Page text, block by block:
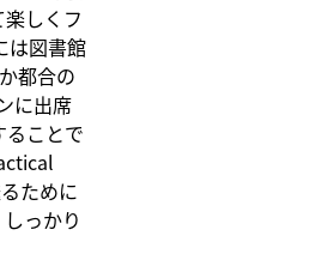
しくフ
は図書館
都合の
に出席
ることで
ために
っかり